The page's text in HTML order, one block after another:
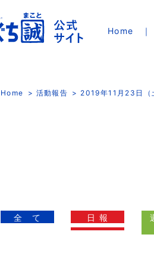
Home
Home 活動報告 2019年11月23日（
全 て 日 報